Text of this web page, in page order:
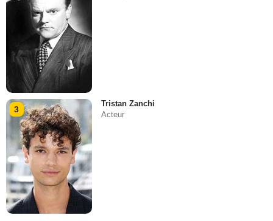
3
Tristan Zanchi
Acteur